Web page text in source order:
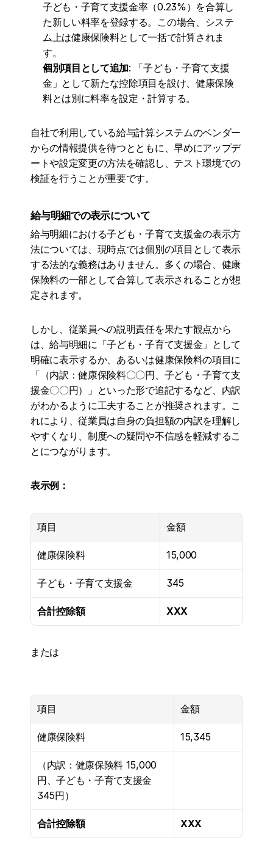
子ども・子育て支援金率（0.23%）を合算し
た新しい料率を登録する。この場合、システ
ム上は健康保険料として一括で計算されま
す。
個別項目として追加: 「子ども・子育て支援
金」として新たな控除項目を設け、健康保険
料とは別に料率を設定・計算する。
自社で利用している給与計算システムのベンダー
からの情報提供を待つとともに、早めにアップデ
ートや設定変更の方法を確認し、テスト環境での
検証を行うことが重要です。
給与明細での表示について
給与明細における子ども・子育て支援金の表示方
法については、現時点では個別の項目として表示
する法的な義務はありません。多くの場合、健康
保険料の一部として合算して表示されることが想
定されます。
しかし、従業員への説明責任を果たす観点から
は、給与明細に「子ども・子育て支援金」として
明確に表示するか、あるいは健康保険料の項目に
「（内訳：健康保険料〇〇円、子ども・子育て支
援金〇〇円）」といった形で追記するなど、内訳
がわかるように工夫することが推奨されます。こ
れにより、従業員は自身の負担額の内訳を理解し
やすくなり、制度への疑問や不信感を軽減するこ
とにつながります。
表示例：
項目 金額
健康保険料 15,000
子ども・子育て支援金 345
合計控除額 XXX
または
項目 金額
健康保険料 15,345
（内訳：健康保険料 15,000
円、子ども・子育て支援金
345円）
合計控除額 XXX